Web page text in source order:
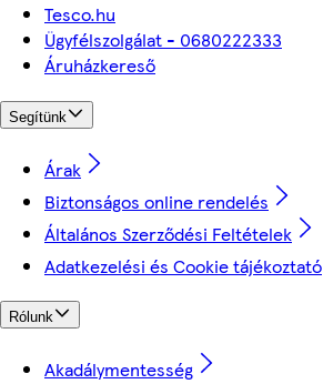
Tesco.hu
Ügyfélszolgálat - 0680222333
Áruházkereső
Segítünk
Árak
Biztonságos online rendelés
Általános Szerződési Feltételek
Adatkezelési és Cookie tájékoztató
Rólunk
Akadálymentesség